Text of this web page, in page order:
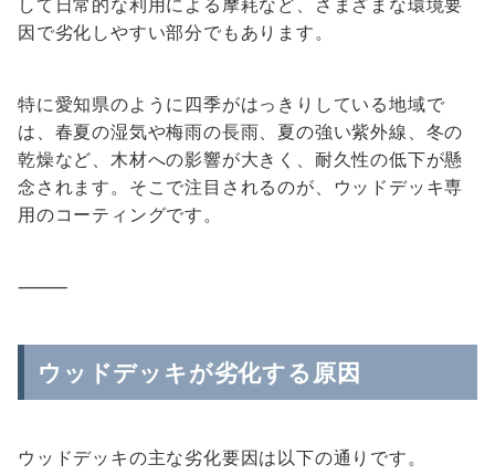
して日常的な利用による摩耗など、さまざまな環境要
因で劣化しやすい部分でもあります。
特に愛知県のように四季がはっきりしている地域で
は、春夏の湿気や梅雨の長雨、夏の強い紫外線、冬の
乾燥など、木材への影響が大きく、耐久性の低下が懸
念されます。そこで注目されるのが、ウッドデッキ専
用のコーティングです。
⸻
ウッドデッキが劣化する原因
ウッドデッキの主な劣化要因は以下の通りです。